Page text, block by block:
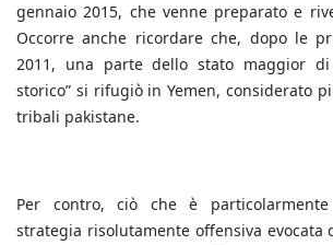
gennaio 2015, che venne preparato e
Occorre anche ricordare che, dopo le
2011, una parte dello stato maggior di
storico” si rifugiò in Yemen, considerato
tribali pakistane.
Per contro, ciò che è
strategia risolutamente offensiva evocata